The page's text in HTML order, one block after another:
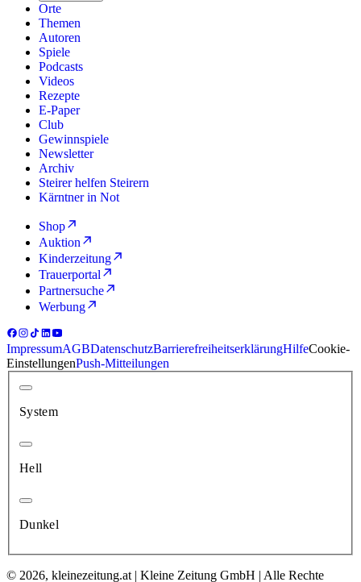
Orte
Themen
Autoren
Spiele
Podcasts
Videos
Rezepte
E-Paper
Club
Gewinnspiele
Newsletter
Archiv
Steirer helfen Steirern
Kärntner in Not
Shop
Auktion
Kinderzeitung
Trauerportal
Partnersuche
Werbung
ImpressumAGBDatenschutzBarrierefreiheitserklärungHilfeCookie-
EinstellungenPush-Mitteilungen
System
Hell
Dunkel
© 2026, kleinezeitung.at | Kleine Zeitung GmbH | Alle Rechte